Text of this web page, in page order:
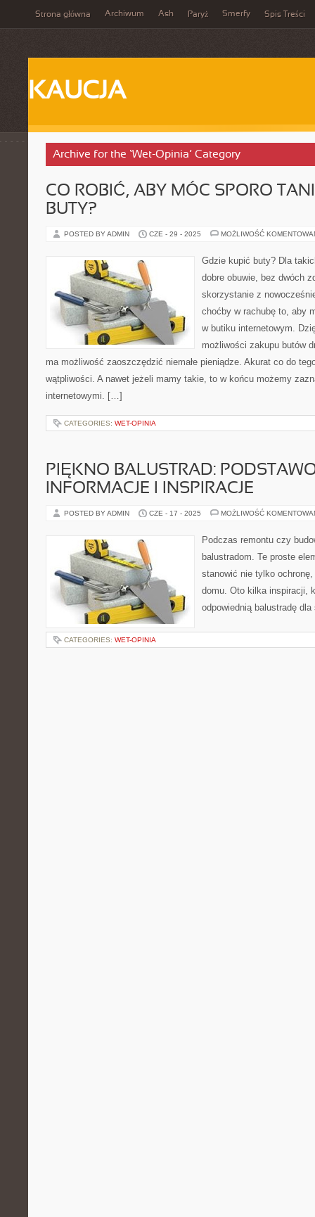
Strona główna Archiwum Ash Paryż Smerfy Spis Treści
KAUCJA
Archive for the ‘Wet-Opinia’ Category
CO ROBIĆ, ABY MÓC SPORO
BUTY?
POSTED BY ADMIN CZE - 29 - 2025 MOŻLIWOŚĆ
Gdzie kupić buty? Dla
dobre obuwie, bez dwóch
skorzystanie z
choćby w rachubę to, aby
w butiku internetowym.
możliwości zakupu butów
ma możliwość zaoszczędzić niemałe pieniądze. Akurat co do
wątpliwości. A nawet jeżeli mamy takie, to w końcu możemy
internetowymi. […]
CATEGORIES: WET-OPINIA
PIĘKNO BALUSTRAD:
INFORMACJE I INSPIRACJE
POSTED BY ADMIN CZE - 17 - 2025 MOŻLIWOŚĆ
Podczas remontu czy
balustradom. Te proste
stanowić nie tylko
domu. Oto kilka inspiracji,
odpowiednią balustradę
CATEGORIES: WET-OPINIA